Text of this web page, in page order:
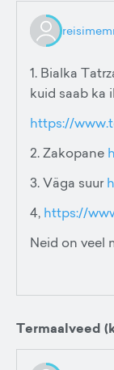
1. Bialka
kuid saab ka
https://
2. Zakopane
3. Väga suur
4, https://
Neid on veel
Termaalveed